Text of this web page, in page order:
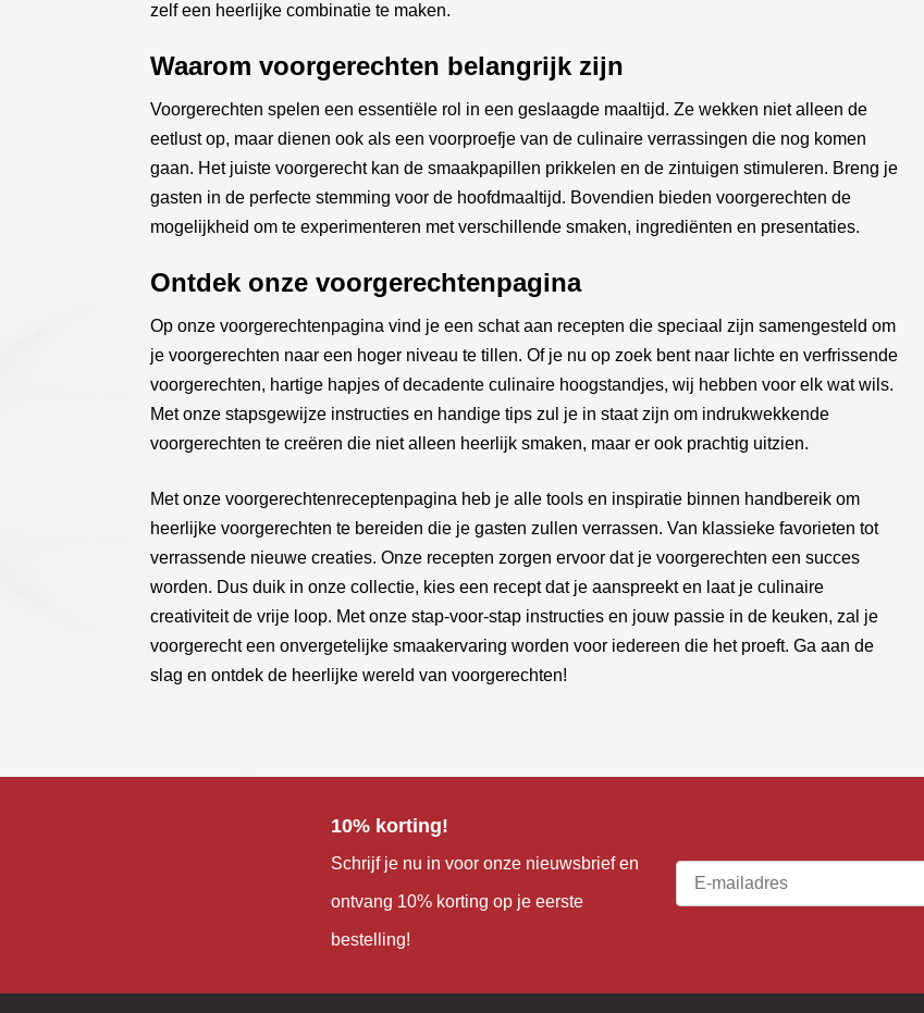
zelf een heerlijke combinatie te maken.
Waarom voorgerechten belangrijk zijn
Voorgerechten spelen een essentiële rol in een geslaagde maaltijd. Ze wekken niet alleen de
eetlust op, maar dienen ook als een voorproefje van de culinaire verrassingen die nog komen
gaan. Het juiste voorgerecht kan de smaakpapillen prikkelen en de zintuigen stimuleren. Breng je
gasten in de perfecte stemming voor de hoofdmaaltijd. Bovendien bieden voorgerechten de
mogelijkheid om te experimenteren met verschillende smaken, ingrediënten en presentaties.
Ontdek onze voorgerechtenpagina
Op onze voorgerechtenpagina vind je een schat aan recepten die speciaal zijn samengesteld om
je voorgerechten naar een hoger niveau te tillen. Of je nu op zoek bent naar lichte en verfrissende
voorgerechten, hartige hapjes of decadente culinaire hoogstandjes, wij hebben voor elk wat wils.
Met onze stapsgewijze instructies en handige tips zul je in staat zijn om indrukwekkende
voorgerechten te creëren die niet alleen heerlijk smaken, maar er ook prachtig uitzien.
Met onze voorgerechtenreceptenpagina heb je alle tools en inspiratie binnen handbereik om
heerlijke voorgerechten te bereiden die je gasten zullen verrassen. Van klassieke favorieten tot
verrassende nieuwe creaties. Onze recepten zorgen ervoor dat je voorgerechten een succes
worden. Dus duik in onze collectie, kies een recept dat je aanspreekt en laat je culinaire
creativiteit de vrije loop. Met onze stap-voor-stap instructies en jouw passie in de keuken, zal je
voorgerecht een onvergetelijke smaakervaring worden voor iedereen die het proeft. Ga aan de
slag en ontdek de heerlijke wereld van voorgerechten!
10% korting!
Schrijf je nu in voor onze nieuwsbrief en
ontvang 10% korting op je eerste
bestelling!